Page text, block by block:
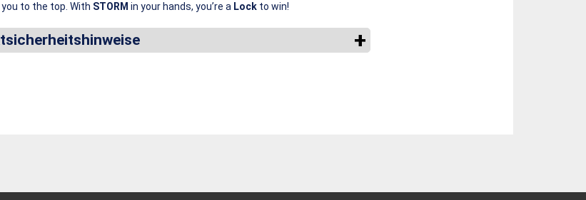
to the top. With STORM in your hands, you’re a Lock to win!